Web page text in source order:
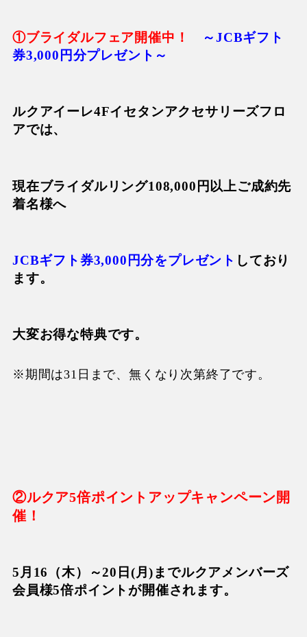
①ブライダルフェア開催中！
～JCBギフト
券3,000円分プレゼント～
ルクアイーレ4Fイセタンアクセサリーズフロ
アでは、
現在ブライダルリング108,000円以上ご成約先
着名様へ
JCBギフト券3,000円分をプレゼント しており
ます。
大変お得な特典です。
※期間は31日まで、無くなり次第終了です。
②ルクア5倍ポイントアップキャンペーン開
催！
5月16（木）～20日(月)までルクアメンバーズ
会員様5倍ポイントが開催されます。